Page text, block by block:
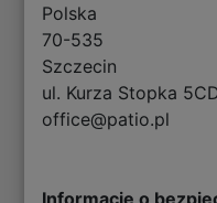
Polska
70-535
Szczecin
ul. Kurza Stopka
office@patio.pl
Informacje o